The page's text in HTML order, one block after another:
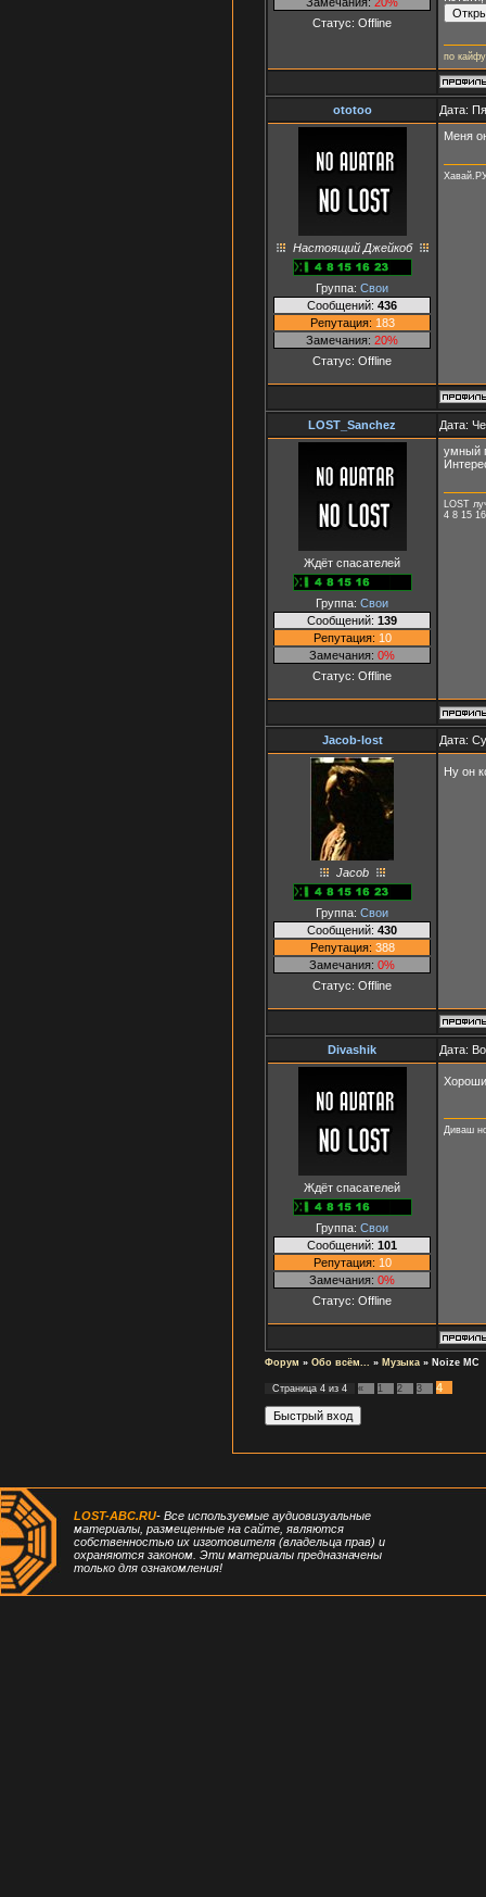
Статус: Offline
по кайфу
ototoo Дата:
Настоящий Джейкоб
Группа: Свои
Сообщений: 436
Репутация: 183
Замечания: 20%
Статус: Offline
Меня
LOST_Sanchez Дата:
Ждёт спасателей
Группа: Свои
Сообщений: 139
Репутация: 10
Замечания: 0%
Статус: Offline
умный
LOST
4 8 15
Jacob-lost Дата:
Jacob
Группа: Свои
Сообщений: 430
Репутация: 388
Замечания: 0%
Статус: Offline
Ну он
Divashik Дата:
Ждёт спасателей
Группа: Свои
Сообщений: 101
Репутация: 10
Замечания: 0%
Статус: Offline
Диваш
Форум » Обо всём... » Музыка » Noize MC
Страница 4 из 4 « 1 2 3 4
LOST-ABC.RU- Все используемые аудиовизуальные
материалы, размещенные на сайте, являются
собственностью их изготовителя (владельца прав) и
охраняются законом. Эти материалы предназначены
только для ознакомления!